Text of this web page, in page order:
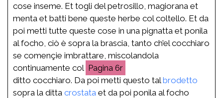
cose inseme. Et togli del petrosillo, magiorana et
menta et batti bene queste herbe col coltello. Et da
poi metti tutte queste cose in una pignatta et ponila
al focho, ciò è sopra la brascia, tanto ch’el cocchiaro
se començie imbrattare, miscolandola
continuamente col
6r
ditto cocchiaro. Da poi metti questo talbrodetto
sopra la ditta crostata et da poi ponila al focho